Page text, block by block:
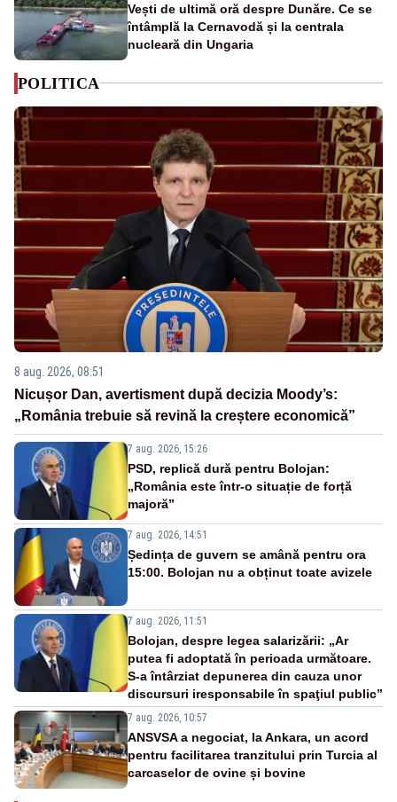
Vești de ultimă oră despre Dunăre. Ce se
întâmplă la Cernavodă și la centrala
nucleară din Ungaria
POLITICA
8 aug. 2026, 08:51
Nicușor Dan, avertisment după decizia Moody’s:
„România trebuie să revină la creștere economică”
7 aug. 2026, 15:26
PSD, replică dură pentru Bolojan:
„România este într-o situație de forță
majoră”
7 aug. 2026, 14:51
Ședința de guvern se amână pentru ora
15:00. Bolojan nu a obținut toate avizele
7 aug. 2026, 11:51
Bolojan, despre legea salarizării: „Ar
putea fi adoptată în perioada următoare.
S-a întârziat depunerea din cauza unor
discursuri iresponsabile în spaţiul public”
7 aug. 2026, 10:57
ANSVSA a negociat, la Ankara, un acord
pentru facilitarea tranzitului prin Turcia al
carcaselor de ovine și bovine